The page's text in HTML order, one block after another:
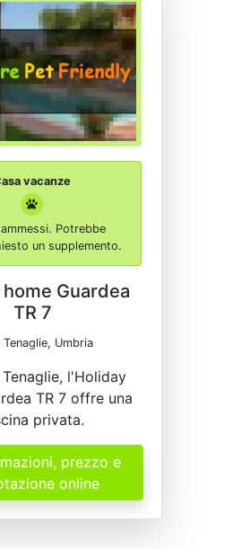
vacanze
Potrebbe
un supplemento.
Guardea
TR 7
Umbria
l'Holiday
TR 7 offre una
privata.
prezzo e
online